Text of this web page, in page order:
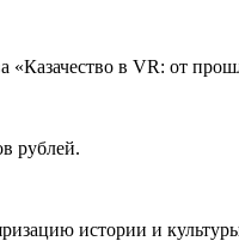
«Казачество в VR: от
рублей.
истории и